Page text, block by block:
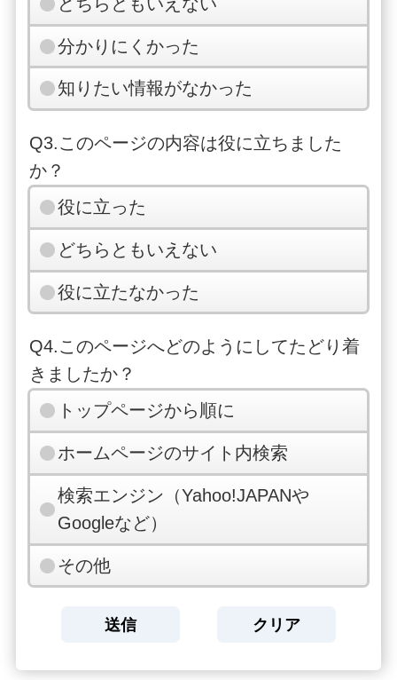
分かりにくかった
知りたい情報がなかった
Q3.このページの内容は役に立ちました
か？
役に立った
どちらともいえない
役に立たなかった
Q4.このページへどのようにしてたどり着
きましたか？
トップページから順に
ホームページのサイト内検索
検索エンジン（Yahoo!JAPANや
Googleなど）
その他